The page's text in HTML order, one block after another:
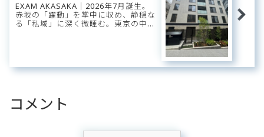
EXAM AKASAKA｜2026年7月誕生。
赤坂の「躍動」を掌中に収め、静穏な
る「私域」に深く微睡む。東京の中枢
コメント